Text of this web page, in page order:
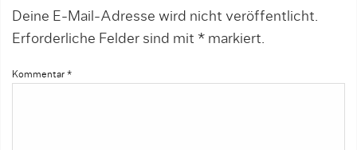
Deine E-Mail-Adresse wird nicht veröffentlicht.
Erforderliche Felder sind mit * markiert.
Kommentar *